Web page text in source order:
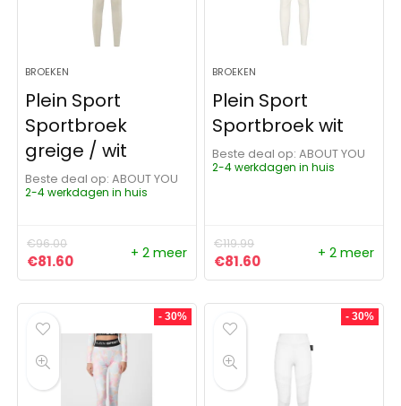
BROEKEN
Plein Sport
Sportbroek
greige / wit
Beste deal op:
ABOUT YOU
2-4 werkdagen in huis
€96.00
Oorspronkelijke prijs was: €96.00.
€81.60Huidige prijs is: €81.60.
+ 2 meer
BROEKEN
Plein Sport
Sportbroek wit
Beste deal op:
ABOUT YOU
2-4 werkdagen in huis
€119.99
Oorspronkelijke prijs was:
€81.60Huidige prijs is:
+ 2 meer
- 30% - 30%